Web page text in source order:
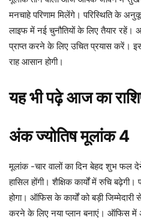
मनचाहे परिणाम मिलेंगे। परिस्थिति के
लाइफ में नई चुनौतियों के लिए तैयार
प्राप्त करने के लिए उचित प्रयास करें।
राह आसान होगी।
यह भी पढ़ेआज का
अंक ज्योतिष मूलांक 4
मूलांक -चार वालों का दिन बेहद शुभ फल
हासिल होंगी। शैक्षिक कार्यों में रुचि
होगा। ऑफिस के कार्यों को बड़ी
करने के लिए नया प्लान बनाएं। ऑफिस में